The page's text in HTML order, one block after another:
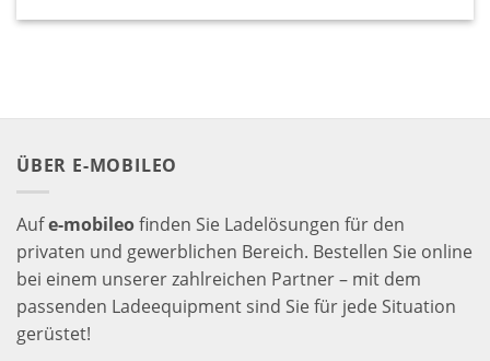
ÜBER E-MOBILEO
Aufe-mobileofinden Sie Ladelösungen für den
privaten und gewerblichen Bereich. Bestellen Sie online
bei einem unserer zahlreichen Partner – mit dem
passenden Ladeequipment sind Sie für jede Situation
gerüstet!